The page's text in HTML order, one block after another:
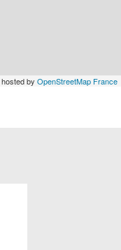
hosted by OpenStreetMap France